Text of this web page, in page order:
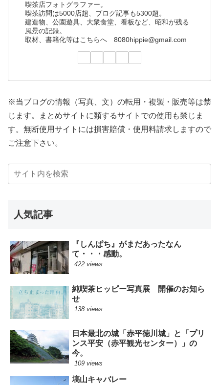
喫茶店フォトグラファー。
喫茶訪問は5000店超、ブログ記事も5300超。
建造物、公園遊具、大衆食堂、看板など、昭和が残る
風景の記録。
取材、書籍化等はこちらへ 8080hippie@gmail.com
※当ブログの情報（写真、文）の転用・複製・販売等は禁
じます。まとめサイトに類するサイトでの使用も禁じま
す。無断使用サイトには損害賠償・使用料請求しますので
ご注意下さい。
人気記事
『しんぱち』がまだあったなん
て・・・感動。
422 views
純喫茶ヒッピー写真展 開催のお知ら
せ
138 views
日本最北の城「赤平徳川城」と「プリ
ンス平安（赤平観光センター）」の
今。
109 views
塙山キャバレー